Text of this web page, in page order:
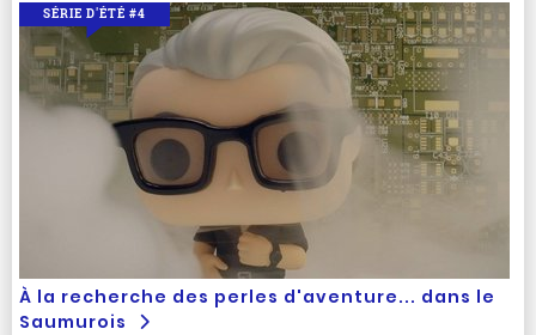
À la recherche des perles d'aventure... dans le
Saumurois
SÉRIE D'ÉTÉ #4